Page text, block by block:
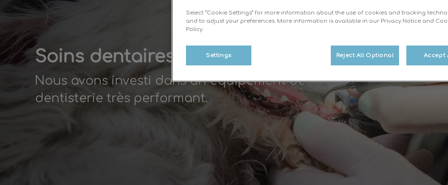
Soins dentaires
Nous avons investi dans un équipement de
dentisterie très performant.
Select “Cookie Settings” for more information about the use of cookies and tracking
and to adjust your preferences. More information is available in our Privacy Notice and
Policy.
Settings Reject All Optional Accept